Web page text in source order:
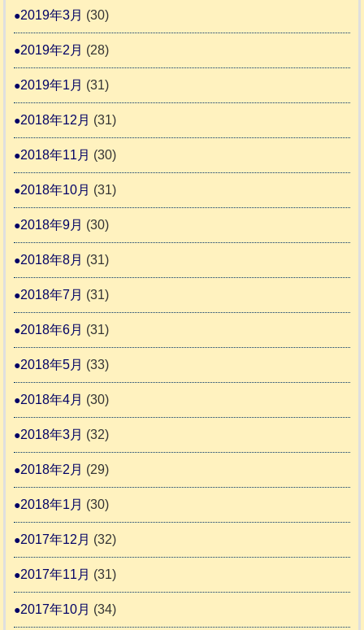
2019年3月 (30)
2019年2月 (28)
2019年1月 (31)
2018年12月 (31)
2018年11月 (30)
2018年10月 (31)
2018年9月 (30)
2018年8月 (31)
2018年7月 (31)
2018年6月 (31)
2018年5月 (33)
2018年4月 (30)
2018年3月 (32)
2018年2月 (29)
2018年1月 (30)
2017年12月 (32)
2017年11月 (31)
2017年10月 (34)